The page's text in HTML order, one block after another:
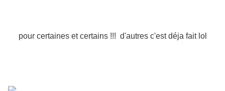
pour certaines et certains !!! d'autres c'est déja fait lol